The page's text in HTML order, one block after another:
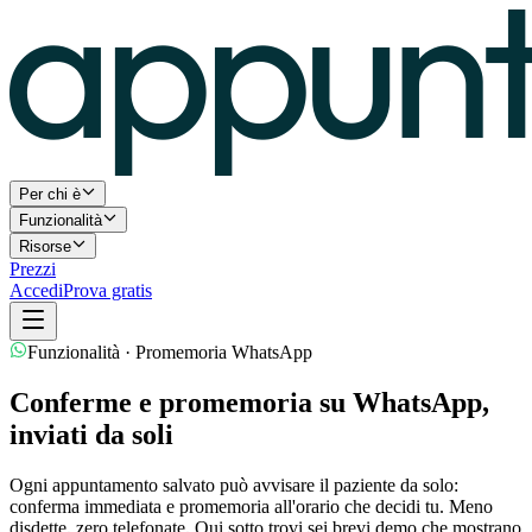
Per chi è
Funzionalità
Risorse
Prezzi
AccediProva gratis
Funzionalità · Promemoria WhatsApp
Conferme e promemoria su WhatsApp,
inviati da soli
Ogni appuntamento salvato può avvisare il paziente da solo:
conferma immediata e promemoria all'orario che decidi tu. Meno
disdette, zero telefonate. Qui sotto trovi sei brevi demo che mostrano